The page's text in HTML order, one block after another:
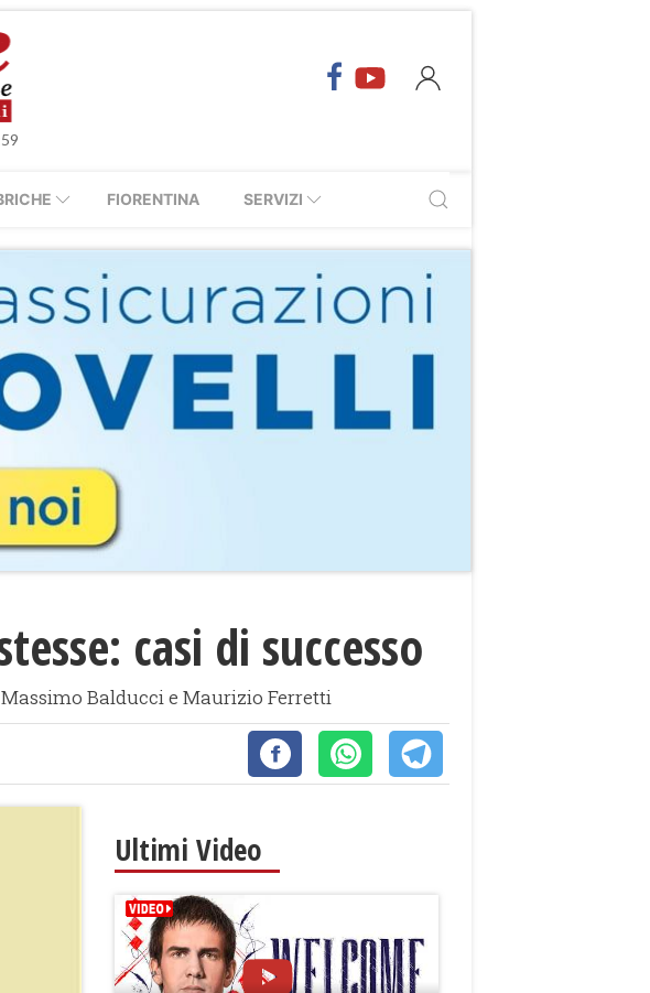
FIORENTINA SERVIZI
casi di successo
Balducci e Maurizio Ferretti
Ultimi Video